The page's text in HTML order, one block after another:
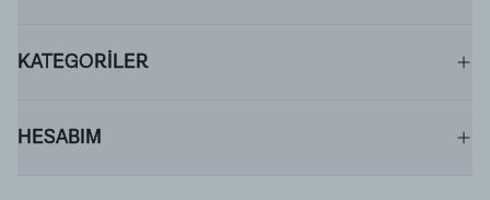
KATEGORİLER
HESABIM